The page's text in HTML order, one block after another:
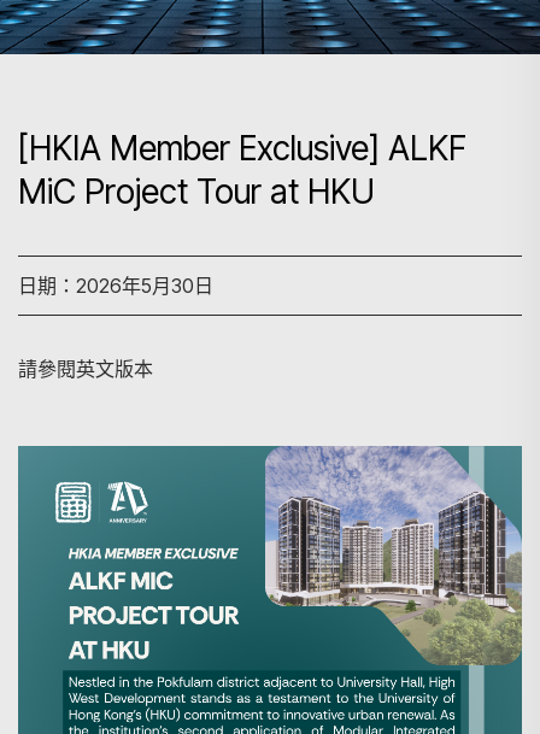
[HKIA Member Exclusive] ALKF
MiC Project Tour at HKU
日期：2026年5月30日
請參閱英文版本